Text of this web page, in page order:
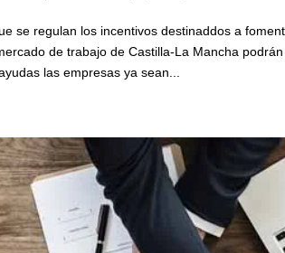
se regulan los incentivos destinaddos a
de trabajo de Castilla-La Mancha
las empresas ya sean...